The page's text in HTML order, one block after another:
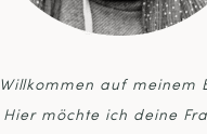
Willkommen auf meinem
Hier möchte ich deine